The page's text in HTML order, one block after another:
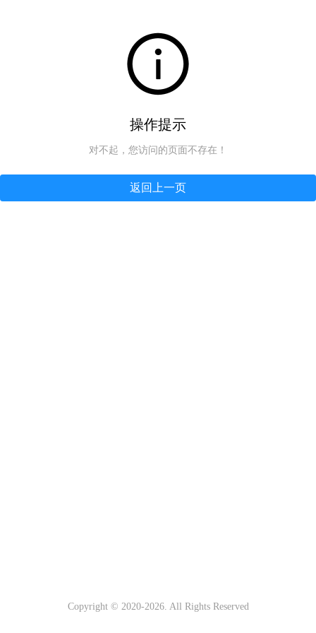
操作提示
对不起，您访问的页面不存在！
返回上一页
Copyright © 2020-2026. All Rights Reserved